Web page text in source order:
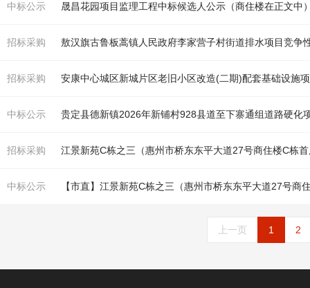
中标公示 晟昌花园项目监理工程中标候选人公示（商住楼在正文中
招标采购 敖汉旗古鲁板蒿镇人民政府李家营子村街道排水项目竞争
招标采购 安康中心城区新城片区老旧小区改造(二期)配套基础设施
中标公示 贵定县德新镇2026年新铺村928县道至下寨通组道路硬化
招标采购 江景新苑C栋之三（惠州市桥东东平大道27号商住楼C栋
中标公示 【市直】江景新苑C栋之三（惠州市桥东东平大道27号商
上一页 1 2